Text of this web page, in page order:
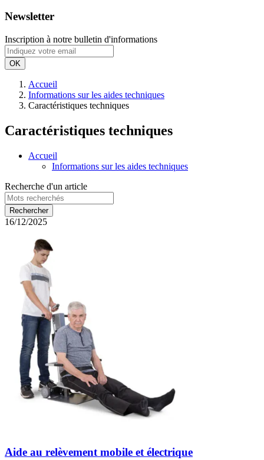
Newsletter
Inscription à notre bulletin d'informations
OK
Accueil
Informations sur les aides techniques
Caractéristiques techniques
Caractéristiques techniques
Accueil
Informations sur les aides techniques
Recherche d'un article
16/12/2025
Aide au relèvement mobile et électrique